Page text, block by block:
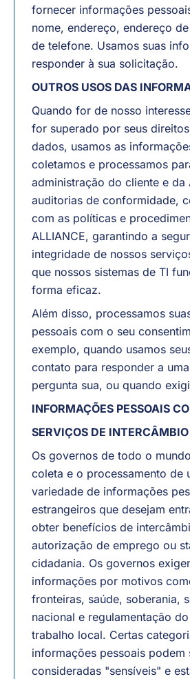
fornecer informações
nome, endereço, endereço
de telefone. Usamos suas
responder à sua solicitação.
OUTROS USOS DAS
Quando for de nosso
for superado por seus
dados, usamos as
coletamos e processamos
administração do cliente e da
auditorias de conformidade,
com as políticas e
ALLIANCE, garantindo a
integridade de nossos
que nossos sistemas de TI
forma eficaz.
Além disso, processamos
pessoais com o seu
exemplo, quando usamos
contato para responder a
pergunta sua, ou quando
INFORMAÇÕES PESSOAIS
SERVIÇOS DE
Os governos de todo o
coleta e o processamento de
variedade de informações
estrangeiros que desejam
obter benefícios de
autorização de emprego ou
cidadania. Os governos
informações por motivos
fronteiras, saúde, soberania,
nacional e regulamentação
trabalho local. Certas
informações pessoais podem
consideradas "sensíveis" e